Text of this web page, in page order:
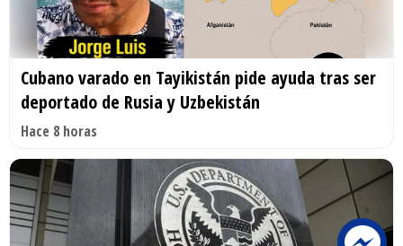
Cubano varado en Tayikistán pide ayuda tras ser
deportado de Rusia y Uzbekistán
Hace 8 horas